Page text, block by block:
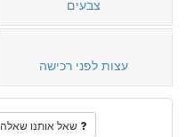
צבעים
עצות לפני רכישה
שאל אותנו שאלה